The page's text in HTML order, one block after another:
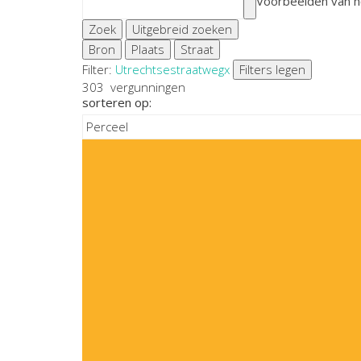
Zoek
Uitgebreid zoeken
Bron
Plaats
Straat
Filter: Utrechtsestraatwegx
Filters legen
303 vergunningen
sorteren op: